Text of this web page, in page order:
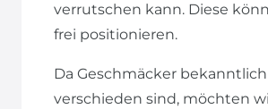
verrutschen kann. Diese
frei positionieren.
Da Geschmäcker bekanntlich
verschieden sind, möchten